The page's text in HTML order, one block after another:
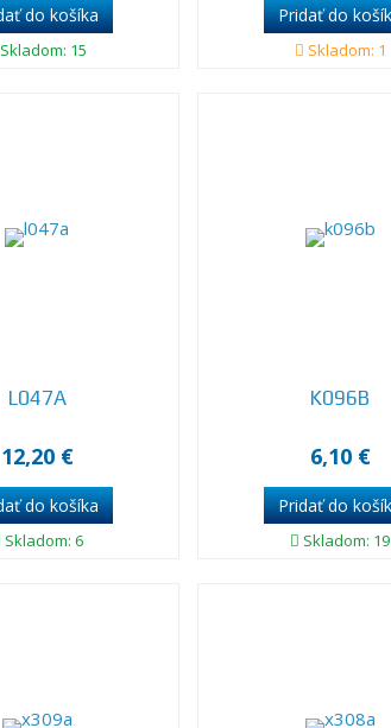
Skladom: 15 Skladom: 1
L047A
12,20 €
Skladom: 6
K096B
6,10 €
Skladom: 19